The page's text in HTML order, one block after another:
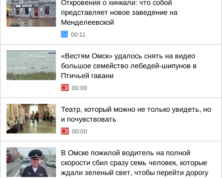
Откровения о хинкали: что собой
представляет новое заведение на
Менделеевской
00:11
«Вестям Омск» удалось снять на видео
большое семейство лебедей-шипунов в
Птичьей гавани
00:00
Театр, который можно не только увидеть, но
и почувствовать
00:00
В Омске пожилой водитель на полной
скорости сбил сразу семь человек, которые
ждали зеленый свет, чтобы перейти дорогу